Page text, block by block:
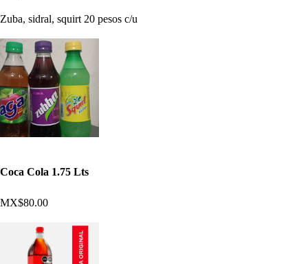
Zuba, sidral, squirt 20 pesos c/u
Coca Cola 1.75 Lts
MX$80.00